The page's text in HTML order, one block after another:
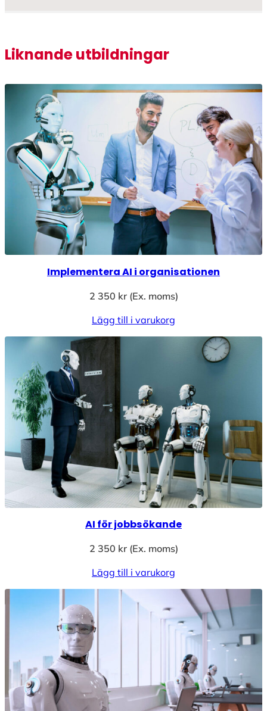
d
Liknande utbildningar
Implementera AI i organisationen
2 350 kr (Ex. moms)
Lägg till i varukorg
AI för jobbsökande
2 350 kr (Ex. moms)
Lägg till i varukorg